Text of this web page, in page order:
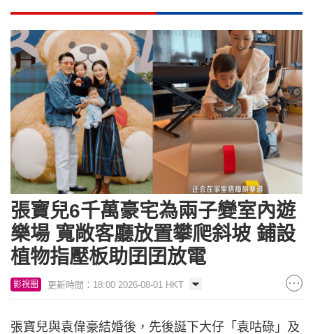
張寶兒6千萬豪宅為兩子變室內遊
樂場 寬敞客廳放置攀爬斜坡 鋪設
植物指壓板助囝囝放電
影視圈 更新時間：18:00 2026-08-01 HKT
張寶兒與袁偉豪結婚後，先後誕下大仔「袁咕碌」及